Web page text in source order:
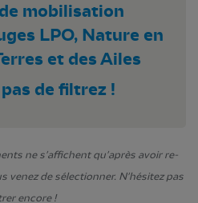
mobilisation
LPO, Nature en
et des Ailes
de filtrez !
ne s'affichent qu'après avoir re-
venez de sélectionner. N'hésitez pas
encore !